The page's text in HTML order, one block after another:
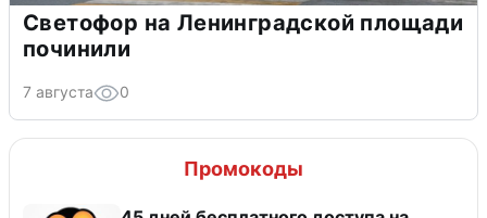
Светофор на Ленинградской площади
починили
7 августа 0
Промокоды